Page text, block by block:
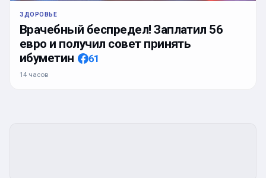
ЗДОРОВЬЕ
Врачебный беспредел! Заплатил 56
евро и получил совет принять
ибуметин
61
14 часов